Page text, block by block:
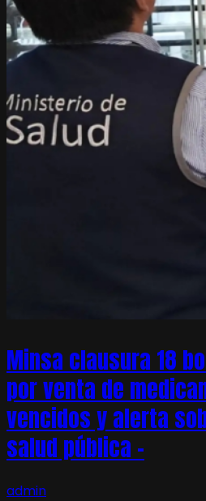
Minsa clausura 18
por venta de
vencidos y alerta
salud pública –
admin